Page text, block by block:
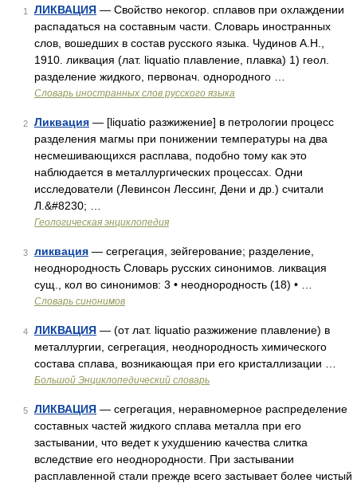
1 ЛИКВАЦИЯ — Свойство некогор. сплавов при охлаждении
распадаться на составным части. Словарь иностранных
слов, вошедших в состав русского языка. Чудинов А.Н.,
1910. ликвация (лат. liquatio плавление, плавка) 1) геол.
разделение жидкого, первонач. однородного …
Словарь иностранных слов русского языка
2 Ликвация — [liquatio разжижение] в петрологии процесс
разделения магмы при понижении температуры на два
несмешивающихся расплава, подобно тому как это
наблюдается в металлургических процессах. Одни
исследователи (Левинсон Лессинг, Дени и др.) считали
Л.&#8230; …
Геологическая энциклопедия
3 ликвация — сегрегация, зейгерование; разделение,
неоднородность Словарь русских синонимов. ликвация
сущ., кол во синонимов: 3 • неоднородность (18) • …
Словарь синонимов
4 ЛИКВАЦИЯ — (от лат. liquatio разжижение плавление) в
металлургии, сегрегация, неоднородность химического
состава сплава, возникающая при его кристаллизации …
Большой Энциклопедический словарь
5 ЛИКВАЦИЯ — сегрегация, неравномерное распределение
составных частей жидкого сплава металла при его
застывании, что ведет к ухудшению качества слитка
вследствие его неоднородности. При застывании
расплавленной стали прежде всего застывает более чистый